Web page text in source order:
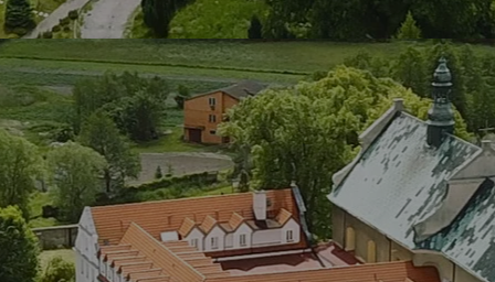
Aktualności
Rekrutacja
Fundacja
Konkurs organowy